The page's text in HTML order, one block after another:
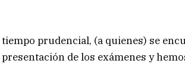
prudencial, (a quienes) se
de los exámenes y